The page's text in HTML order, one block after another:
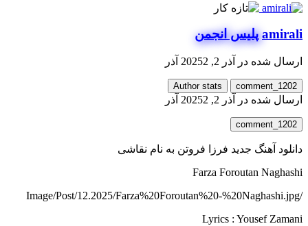
amirali پلیس انجمن
ارسال شده در آذر 2, 2025 2 آذر
comment_1202
Author stats
ارسال شده در آذر 2, 2025 2 آذر
comment_1202
دانلود آهنگ جدید فرزا فروتن به نام نقاشی
Farza Foroutan Naghashi
/Image/Post/12.2025/Farza%20Foroutan%20-%20Naghashi.jpg
Lyrics : Yousef Zamani